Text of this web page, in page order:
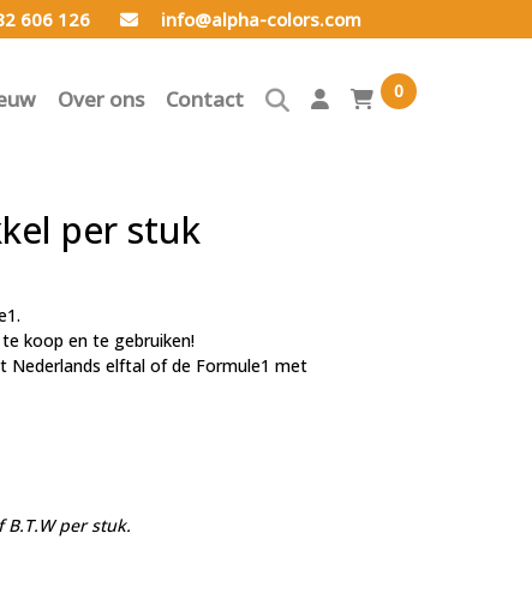
info@alpha-colors.com
606 126
Over ons Contact 0
per stuk
koop en te gebruiken!
Nederlands elftal of de Formule1 met
B.T.W per stuk.